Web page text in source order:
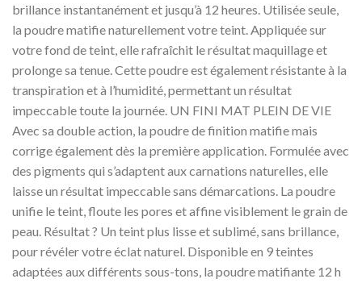
brillance instantanément et jusqu’à 12 heures. Utilisée seule,
la poudre matifie naturellement votre teint. Appliquée sur
votre fond de teint, elle rafraîchit le résultat maquillage et
prolonge sa tenue. Cette poudre est également résistante à la
transpiration et à l’humidité, permettant un résultat
impeccable toute la journée. UN FINI MAT PLEIN DE VIE
Avec sa double action, la poudre de finition matifie mais
corrige également dès la première application. Formulée avec
des pigments qui s’adaptent aux carnations naturelles, elle
laisse un résultat impeccable sans démarcations. La poudre
unifie le teint, floute les pores et affine visiblement le grain de
peau. Résultat ? Un teint plus lisse et sublimé, sans brillance,
pour révéler votre éclat naturel. Disponible en 9 teintes
adaptées aux différents sous-tons, la poudre matifiante 12 h